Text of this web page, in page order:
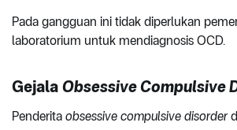
Pada gangguan ini tidak diperlukan
laboratorium untuk mendiagnosis OCD.
Gejala Obsessive Compulsive
Penderita obsessive compulsive disorder